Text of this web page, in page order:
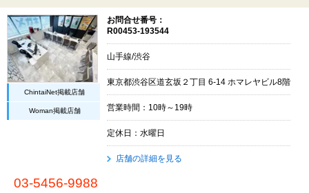
ChintaiNet掲載店舗
Woman掲載店舗
お問合せ番号：
R00453-193544
山手線/渋谷
東京都渋谷区道玄坂２丁目 6-14 ホマレヤビル8階
営業時間：10時～19時
定休日：水曜日
店舗の詳細を見る
03-5456-9988